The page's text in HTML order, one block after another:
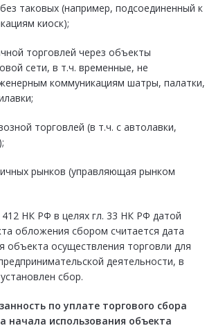
таковых (например, подсоединенный к
киоск);
торговлей через объекты
сети, в т.ч. временные, не
коммуникациям шатры, палатки,
торговлей (в т.ч. с автолавки,
рынков (управляющая рынком
412 НК РФ в целях гл. 33 НК РФ датой
обложения сбором считается дата
объекта осуществления торговли для
деятельности, в
сбор.
по уплате торгового сбора
начала использования объекта